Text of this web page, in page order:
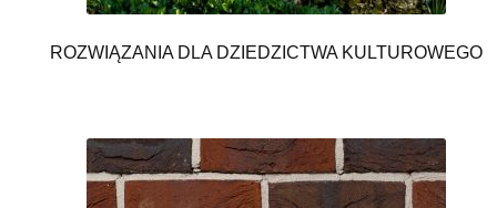
ROZWIĄZANIA DLA DZIEDZICTWA KULTUROWEGO